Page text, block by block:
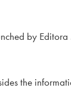
by
the